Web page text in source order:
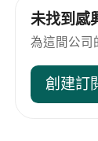
未找到感
為這間公司
創建訂